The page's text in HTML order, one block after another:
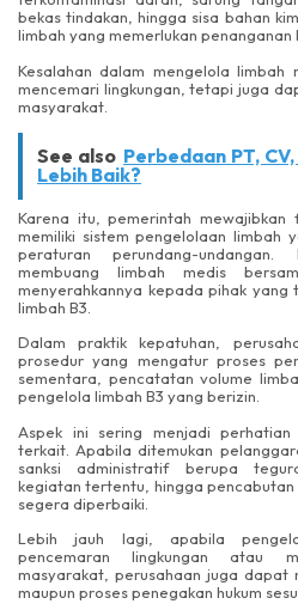
bekas tindakan, hingga sisa bahan
limbah yang memerlukan penanganan
Kesalahan dalam mengelola limbah
mencemari lingkungan, tetapi juga
masyarakat.
See also Perbedaan PT,
Lebih Baik?
Karena itu, pemerintah mewajibkan
memiliki sistem pengelolaan limbah
peraturan perundang-
membuang limbah medis
menyerahkannya kepada pihak yang
limbah B3.
Dalam praktik kepatuhan,
prosedur yang mengatur proses
sementara, pencatatan volume
pengelola limbah B3 yang berizin.
Aspek ini sering menjadi
terkait. Apabila ditemukan
sanksi administratif berupa
kegiatan tertentu, hingga
segera diperbaiki.
Lebih jauh lagi, apabila
pencemaran lingkungan atau
masyarakat, perusahaan juga
maupun proses penegakan hukum